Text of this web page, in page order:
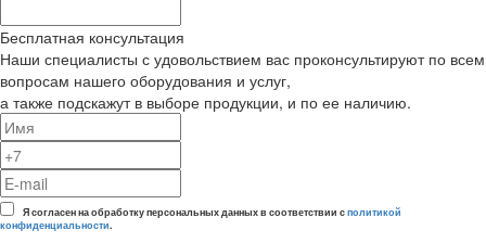
Бесплатная консультация
Наши специалисты с удовольствием вас проконсультируют по всем
вопросам нашего оборудования и услуг,
а также подскажут в выборе продукции, и по ее наличию.
Я согласен на обработку персональных данных в соответствии сполитикой
конфиденциальности.